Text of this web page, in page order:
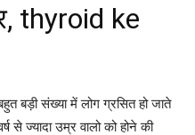
thyroid ke
बड़ी संख्या में लोग ग्रसित हो जाते
ज्यादा उम्र वालो को होने की